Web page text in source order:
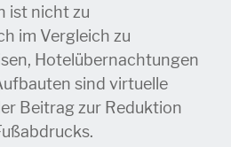
ist nicht zu
im Vergleich zu
Hotelübernachtungen
sind virtuelle
Beitrag zur Reduktion